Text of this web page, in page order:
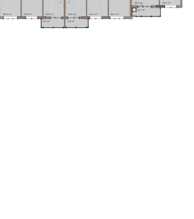
13,6 м²
18,2 м²
18,1 м²
12,5 м²
12,6 м²
18,1 м² 12,5 м² 12,8 м²
4,7 м²
4,2 м²
4,2 м²